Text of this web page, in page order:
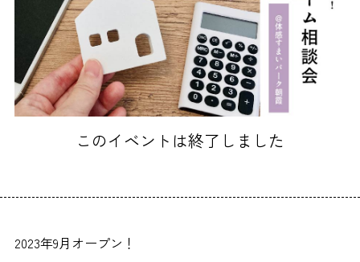
このイベントは終了しました
2023年9月オープン！